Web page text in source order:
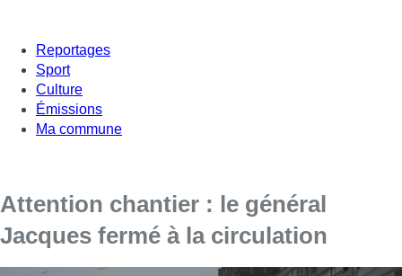
Reportages
Sport
Culture
Émissions
Ma commune
Attention chantier : le général
Jacques fermé à la circulation